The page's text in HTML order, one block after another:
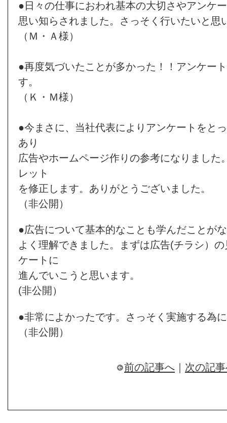
●日々の仕事におわれ基本の大切さやアンケ
思い知らされました。さっそく行いたいと思
（Ｍ・Ａ様）
●再度気づいたことが多かった！！アンケー
す。
（Ｋ・Ｍ様）
●今まさに、当社代表によりアンケートをと
あり
広告やホームページ作りの参考になりました
レット
を修正します。ありがとうございました。
（非公開）
●広告について基本的なことも学んだことが
よく理解できました。まずは広告(チラシ）
ケートに
進んでいこうと思います。
(非公開）
●非常によかったです。さっそく実施する為
（非公開）
前の記事へ ｜ 次の記